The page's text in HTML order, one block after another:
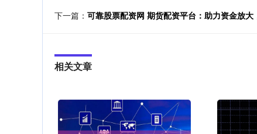
下一篇： 可靠股票配资网 期货配资平台：助力资金放大
相关文章